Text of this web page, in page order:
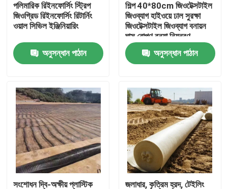
আমাদের সম্পর্কে
কারখানা ভ্রমণ
মান নিয়ন্ত্রণ
আমাদের সাথে যোগাযোগ করুন
উদ্ধৃতির জন্য আবেদন
জিওটেক্সটাইল জিওগ্রিড
পলিমারিক রিইনফোর্সিং স্ট্রিপ
জিওগ্রিড রিইনফোর্সিং রিটার্নিং
ওয়াল সিভিল ইঞ্জিনিয়ারিং
অনুসন্ধান পাঠান
শিল্প 40*80cm জিওটেক্সটাইল
জিওব্যাগ হাইওয়ে ঢাল সুরক্ষা
জিওটেক্সটাইল জিওব্যাগ বনায়ন
ঘাস রোপণ বন্যা নিয়ন্ত্রণ
জিওটেক্সটাইল জিওব্যাগ
অনুসন্ধান পাঠান
সংশোধন দ্বি-অক্ষীয় প্লাস্টিক জলাধার, কৃত্রিম হ্রদ, টেইলিং